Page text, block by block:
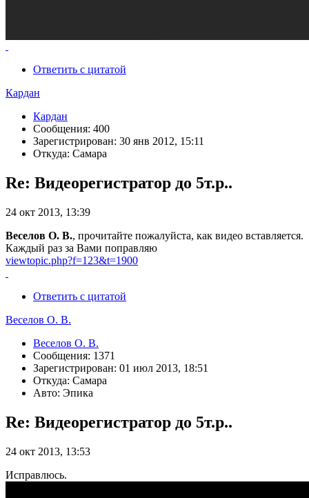
Ответить с цитатой
Кардан
Кардан
Сообщения: 400
Зарегистрирован: 30 янв 2012, 15:11
Откуда: Самара
Re: Видеорегистратор до 5т.р..
24 окт 2013, 13:39
Веселов О. В., прочитайте пожалуйста, как видео вставляется.
Каждый раз за Вами поправляю
viewtopic.php?f=123&t=1900
Ответить с цитатой
Веселов О. В.
Веселов О. В.
Сообщения: 1371
Зарегистрирован: 01 июл 2013, 18:51
Откуда: Самара
Авто: Эпика
Re: Видеорегистратор до 5т.р..
24 окт 2013, 13:53
Исправлюсь.